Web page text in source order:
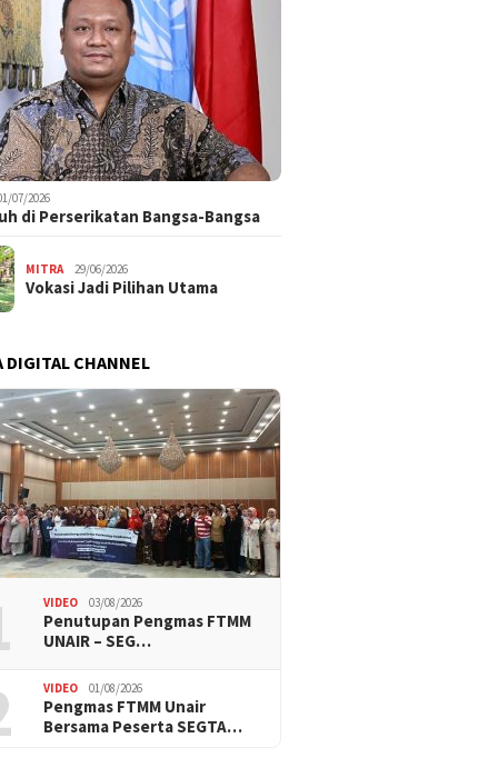
07/2026
di Perserikatan Bangsa-Bangsa
MITRA 29/06/2026
Vokasi Jadi Pilihan Utama
DIGITAL CHANNEL
VIDEO 03/08/2026
Penutupan Pengmas FTMM
UNAIR – SEG…
VIDEO 01/08/2026
Pengmas FTMM Unair
Bersama Peserta SEGTA…